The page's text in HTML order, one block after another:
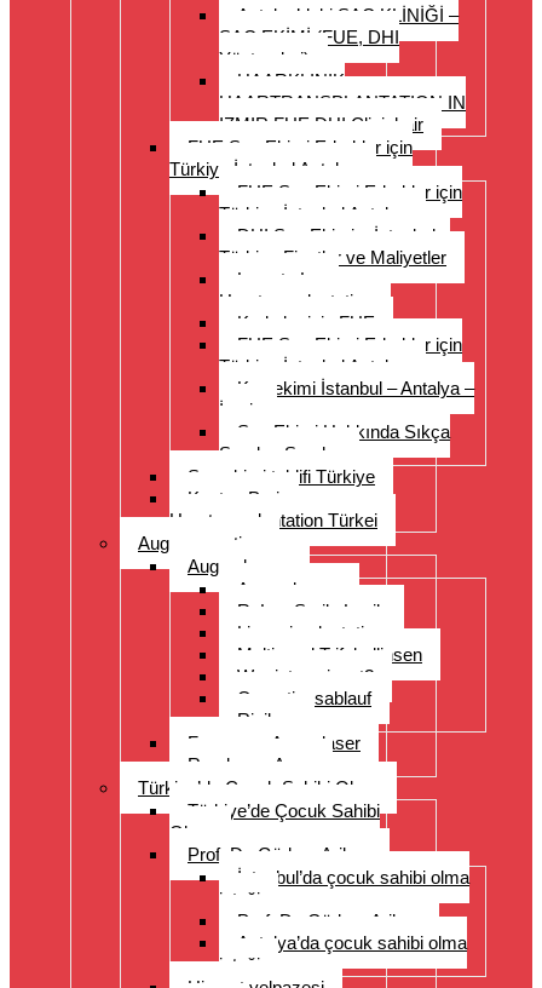
Antalya’daki SAÇ KLİNİĞİ –
SAÇ EKİMİ (FUE, DHI
Yöntemleri)
HAARKLINIK
HAARTRANSPLANTATION IN
IZMIR FUE DHI Clinichair
FUE Saç Ekimi Erkekler için
Türkiye İstanbul Antalya
FUE Saç Ekimi Erkekler için
Türkiye İstanbul Antalya
DHI Saç Ekimi – İstanbul –
Türkiye Fiyatlar ve Maliyetler
Long to Long
Haartransplantation
Kadınlar için FUE
FUE Saç Ekimi Erkekler için
Türkiye İstanbul Antalya
Kaş ekimi İstanbul – Antalya –
İzmir
Saç Ekimi Hakkında Sıkça
Sorulan Sorular
Saç ekimi teklifi Türkiye
Kosten Preise
Haartransplantation Türkei
Augenoperation
Augen lasern
Augen lasern
ReLex Smile Lasik
Linsenimplantation
Multi- und Trifokallinsen
Wer ist geeignet?
Operationsablauf
Risiken
Fragen zu Augenlaser
Rund ums Auge
Türkiye’de Çocuk Sahibi Olma
Türkiye’de Çocuk Sahibi
Olma
Prof. Dr. Gürkan Arikan
İstanbul’da çocuk sahibi olma
isteği
Prof. Dr. Gürkan Arikan
Antalya’da çocuk sahibi olma
isteği